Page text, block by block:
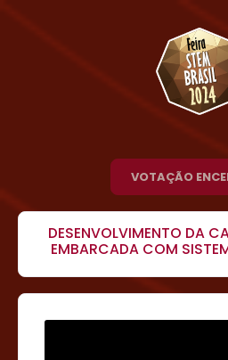
VOTAÇÃO
DESENVOLVIMENTO DA
EMBARCADA COM